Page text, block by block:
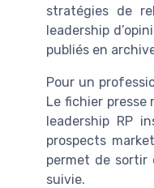
stratégies de
leadership
publiés en
Pour un
Le fichier
leadership RP
prospects
permet de sortir
suivie.